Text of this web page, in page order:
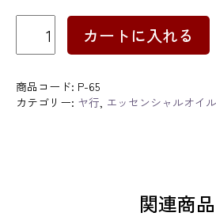
カ
レ
モ
カートに入れる
商品コード: P-65
カテゴリー: ヤ行, エッセンシャルオイル
関連商品